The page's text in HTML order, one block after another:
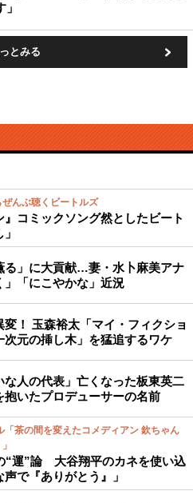
とみる
んぶ聴くビートルズ
』コミックソング然としたビート
る」に大貢献…妻・水卜麻美アナ
」「にこやかな」近況
変！ 玉森裕太「マイ・フィクショ
次元の挿し木」を猛追するワケ
な人の代表」亡くなった板東英二
抱いたプロデューサーの名前
「茶の間を変えたコメディアン 欽ちゃん
“運”論 大谷翔平のカネを使い込
で『ありがとう』」